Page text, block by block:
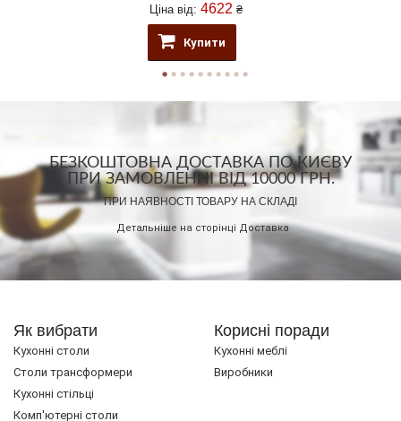
Ціна від: 4622 ₴
Купити
БЕЗКОШТОВНА ДОСТАВКА ПО КИЄВУ
ПРИ ЗАМОВЛЕННІ ВІД 10000 ГРН.
ПРИ НАЯВНОСТІ ТОВАРУ НА СКЛАДІ
Детальніше на сторінці Доставка
Як вибрати
Кухонні столи
Cтоли трансформери
Кухонні стільці
Комп'ютерні столи
Корисні поради
Кухонні меблі
Виробники